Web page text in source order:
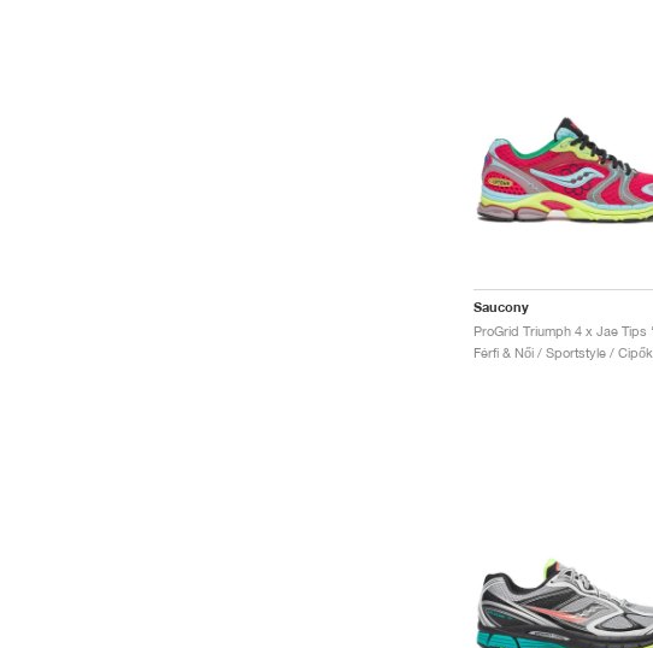
Saucony
Férfi & Női / Sportstyle / Cipők